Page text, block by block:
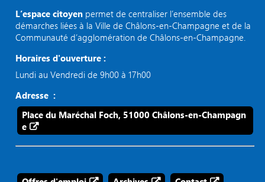
L’espace citoyen permet de centraliser l’ensemble des
démarches liées à la Ville de Châlons-en-Champagne et de la
Communauté d’agglomération de Châlons-en-Champagne.
Horaires d'ouverture :
Lundi au Vendredi de 9h00 à 17h00
Adresse :
Place du Maréchal Foch, 51000 Châlons-en-Champagn
e